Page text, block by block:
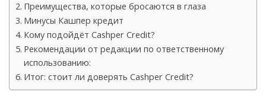
Преимущества, которые бросаются в глаза
Минусы Кашпер кредит
Кому подойдёт Cashper Credit?
Рекомендации от редакции по ответственному
использованию:
Итог: стоит ли доверять Cashper Credit?